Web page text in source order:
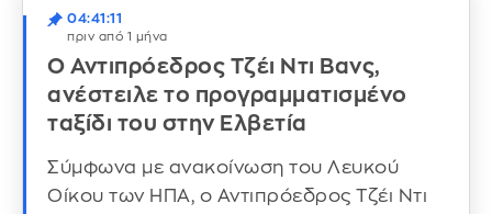
04:41:11
πριν από 1 μήνα
Ο Αντιπρόεδρος Τζέι Ντι Βανς,
ανέστειλε το προγραμματισμένο
ταξίδι του στην Ελβετία
Σύμφωνα με ανακοίνωση του Λευκού
Οίκου των ΗΠΑ, ο Αντιπρόεδρος Τζέι Ντι